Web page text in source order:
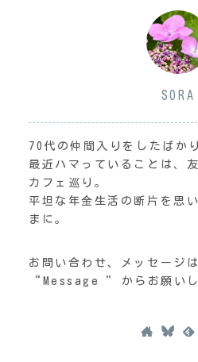
SORA
70代の仲間入りをしたばか
最近ハマっていることは、
カフェ巡り。
平坦な年金生活の断片を思
まに。
お問い合わせ、メッセージ
“Message“ からお願いし